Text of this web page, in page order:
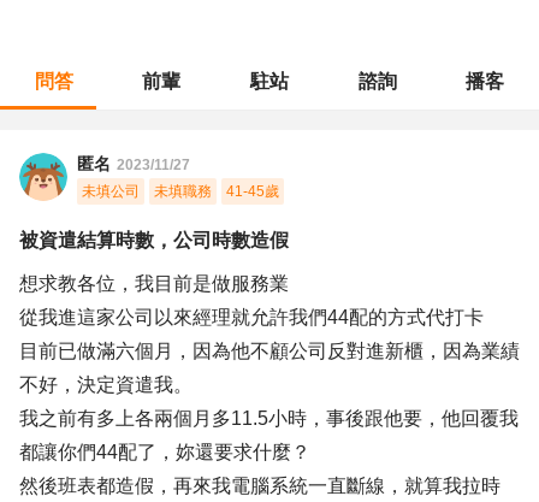
問答 前輩 駐站 諮詢 播客
匿名 2023/11/27
未填公司
未填職務 41-45歲
被資遣結算時數，公司時數造假
想求教各位，我目前是做服務業
從我進這家公司以來經理就允許我們44配的方式代打卡
目前已做滿六個月，因為他不顧公司反對進新櫃，因為業績
不好，決定資遣我。
我之前有多上各兩個月多11.5小時，事後跟他要，他回覆我
都讓你們44配了，妳還要求什麼？
然後班表都造假，再來我電腦系統一直斷線，就算我拉時